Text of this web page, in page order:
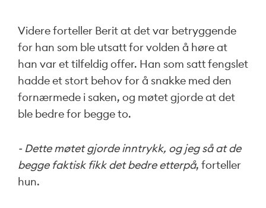
Videre forteller Berit at det var betryggende
for han som ble utsatt for volden å høre at
han var et tilfeldig offer. Han som satt fengslet
hadde et stort behov for å snakke med den
fornærmede i saken, og møtet gjorde at det
ble bedre for begge to.
- Dette møtet gjorde inntrykk, og jeg så at de
begge faktisk fikk det bedre etterpå, forteller
hun.